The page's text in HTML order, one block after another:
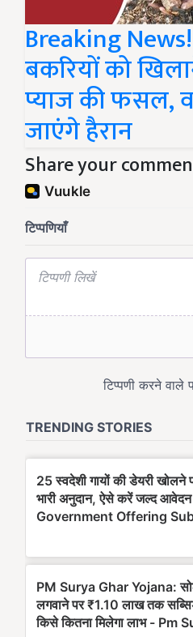
Breaking
बकरियों को
प्याज की फसल,
जाएंगे हैरान
Share your